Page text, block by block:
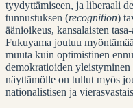
tyydyttämiseen, ja liberaali
tunnustuksen (recognition)
äänioikeus, kansalaisten
Fukuyama joutuu
muuta kuin optimistinen
demokratioiden
näyttämölle on tullut myös
nationalistisen ja